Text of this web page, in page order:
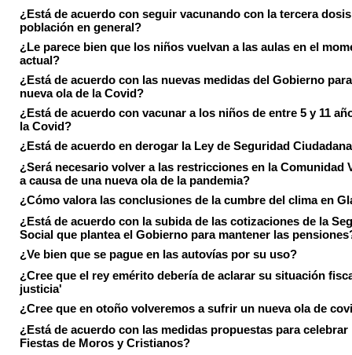
¿Está de acuerdo con seguir vacunando con la tercera
población en general?
¿Le parece bien que los niños vuelvan a las aulas en el
actual?
¿Está de acuerdo con las nuevas medidas del Gobierno
nueva ola de la Covid?
¿Está de acuerdo con vacunar a los niños de entre 5 y 11
la Covid?
¿Está de acuerdo en derogar la Ley de Seguridad
¿Será necesario volver a las restricciones en la Comunidad
a causa de una nueva ola de la pandemia?
¿Cómo valora las conclusiones de la cumbre del clima en
¿Está de acuerdo con la subida de las cotizaciones de la
Social que plantea el Gobierno para mantener las
¿Ve bien que se pague en las autovías por su uso?
¿Cree que el rey emérito debería de aclarar su situación
justicia'
¿Cree que en otoño volveremos a sufrir un nueva ola de
¿Está de acuerdo con las medidas propuestas para celebrar
Fiestas de Moros y Cristianos?